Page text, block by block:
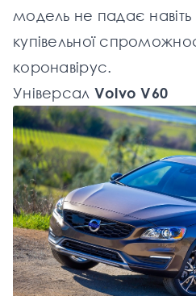
модель не падає
купівельної
коронавірус.
Універсал Volvo V60